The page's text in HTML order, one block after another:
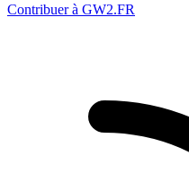
Contribuer à GW2.FR